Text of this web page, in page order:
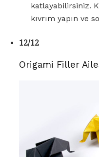
katlayabilirsiniz.
kıvrım yapın ve
12/12
Origami Filler